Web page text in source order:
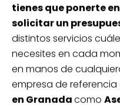
tienes que ponerte en
solicitar un
distintos servicios
necesites en cada
en manos de
empresa de
en Granadacomo